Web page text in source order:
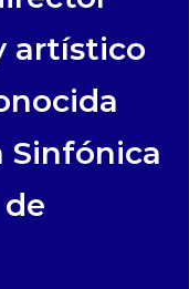
artístico
Sinfónica